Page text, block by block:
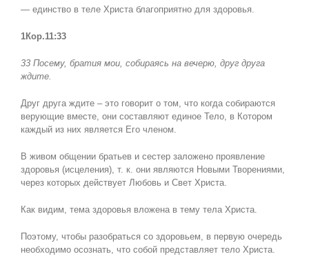
— единство в теле Христа благоприятно для здоровья.
1Кор.11:33
33 Посему, братия мои, собираясь на вечерю, друг друга
ждите.
Друг друга ждите – это говорит о том, что когда собираются
верующие вместе, они составляют единое Тело, в Котором
каждый из них является Его членом.
В живом общении братьев и сестер заложено проявление
здоровья (исцеления), т. к. они являются Новыми Творениями,
через которых действует Любовь и Свет Христа.
Как видим, тема здоровья вложена в тему тела Христа.
Поэтому, чтобы разобраться со здоровьем, в первую очередь
необходимо осознать, что собой представляет тело Христа.